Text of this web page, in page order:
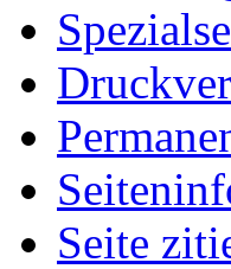
Seite